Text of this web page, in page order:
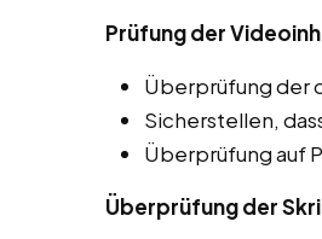
Prüfung der
Überprüfung der
Sicherstellen,
Überprüfung auf
Überprüfung der